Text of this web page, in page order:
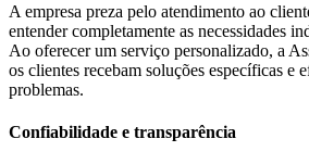
A empresa preza pelo atendimento ao
entender completamente as necessidades
Ao oferecer um serviço personalizado, a
os clientes recebam soluções específicas e
problemas.
Confiabilidade e transparência